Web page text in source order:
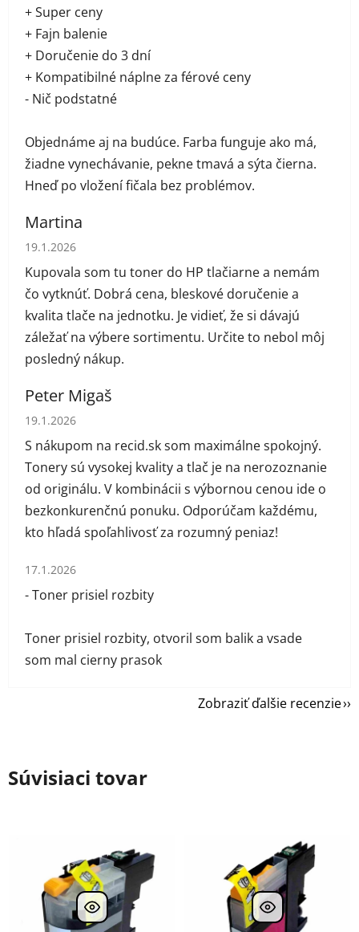
+ Super ceny
+ Fajn balenie
+ Doručenie do 3 dní
+ Kompatibilné náplne za férové ceny
- Nič podstatné
Objednáme aj na budúce. Farba funguje ako má,
žiadne vynechávanie, pekne tmavá a sýta čierna.
Hneď po vložení fičala bez problémov.
Martina
Hodnotenie obchodu je 5 z 5 hviezdičiek.
19.1.2026
Kupovala som tu toner do HP tlačiarne a nemám
čo vytknúť. Dobrá cena, bleskové doručenie a
kvalita tlače na jednotku. Je vidieť, že si dávajú
záležať na výbere sortimentu. Určite to nebol môj
posledný nákup.
Peter Migaš
Hodnotenie obchodu je 5 z 5 hviezdičiek.
19.1.2026
S nákupom na recid.sk som maximálne spokojný.
Tonery sú vysokej kvality a tlač je na nerozoznanie
od originálu. V kombinácii s výbornou cenou ide o
bezkonkurenčnú ponuku. Odporúčam každému,
kto hľadá spoľahlivosť za rozumný peniaz!
Hodnotenie obchodu je 1 z 5 hviezdičiek.
17.1.2026
- Toner prisiel rozbity
Toner prisiel rozbity, otvoril som balik a vsade
som mal cierny prasok
Zobraziť ďalšie recenzie
Súvisiaci tovar